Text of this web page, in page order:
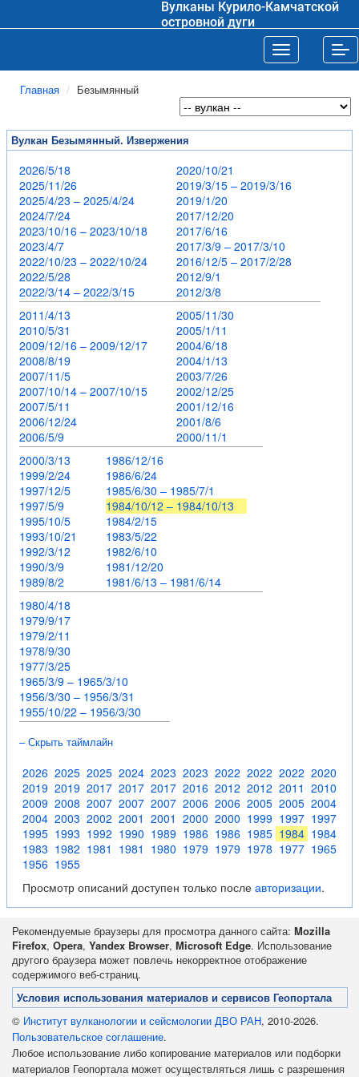
Вулканы Курило-Камчатской
островной дуги
Toggle
Главная Безымянный
Вулкан Безымянный. Извержения
2026/5/18
2025/11/26
2025/4/23 – 2025/4/24
2024/7/24
2023/10/16 – 2023/10/18
2023/4/7
2022/10/23 – 2022/10/24
2022/5/28
2022/3/14 – 2022/3/15
2020/10/21
2019/3/15 – 2019/3/16
2019/1/20
2017/12/20
2017/6/16
2017/3/9 – 2017/3/10
2016/12/5 – 2017/2/28
2012/9/1
2012/3/8
2011/4/13
2010/5/31
2009/12/16 – 2009/12/17
2008/8/19
2007/11/5
2007/10/14 – 2007/10/15
2007/5/11
2006/12/24
2006/5/9
2005/11/30
2005/1/11
2004/6/18
2004/1/13
2003/7/26
2002/12/25
2001/12/16
2001/8/6
2000/11/1
2000/3/13
1999/2/24
1997/12/5
1997/5/9
1995/10/5
1993/10/21
1992/3/12
1990/3/9
1989/8/2
1986/12/16
1986/6/24
1985/6/30 – 1985/7/1
1984/10/12 – 1984/10/13
1984/2/15
1983/5/22
1982/6/10
1981/12/20
1981/6/13 – 1981/6/14
1980/4/18
1979/9/17
1979/2/11
1978/9/30
1977/3/25
1965/3/9 – 1965/3/10
1956/3/30 – 1956/3/31
1955/10/22 – 1956/3/30
– Скрыть таймлайн
2026 2025 2025 2024 2023 2023 2022 2022 2022 2020
2019 2019 2017 2017 2017 2016 2012 2012 2011 2010
2009 2008 2007 2007 2007 2006 2006 2005 2005 2004
2004 2003 2002 2001 2001 2000 2000 1999 1997 1997
1995 1993 1992 1990 1989 1986 1986 1985 1984 1984
1983 1982 1981 1981 1980 1979 1979 1978 1977 1965
1956 1955
Просмотр описаний доступен только после авторизации.
Рекомендуемые браузеры для просмотра данного сайта: Mozilla
Firefox, Opera, Yandex Browser, Microsoft Edge. Использование
другого браузера может повлечь некорректное отображение
содержимого веб-страниц.
Условия использования материалов и сервисов Геопортала
© Институт вулканологии и сейсмологии ДВО РАН, 2010-2026.
Пользовательское соглашение.
Любое использование либо копирование материалов или подборки
материалов Геопортала может осуществляться лишь с разрешения